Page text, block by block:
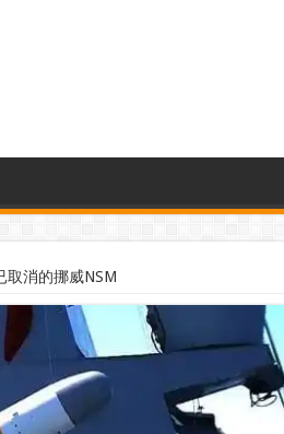
取消的挪威NSM